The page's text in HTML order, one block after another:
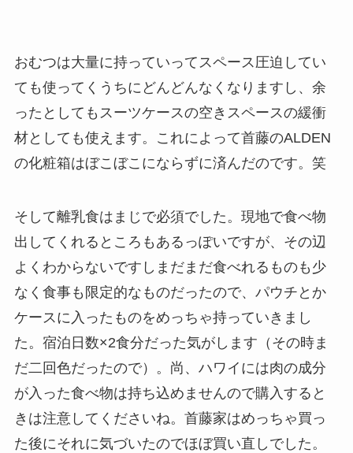
おむつは大量に持っていってスペース圧迫してい
ても使ってくうちにどんどんなくなりますし、余
ったとしてもスーツケースの空きスペースの緩衝
材としても使えます。これによって首藤のALDEN
の化粧箱はぼこぼこにならずに済んだのです。笑
そして離乳食はまじで必須でした。現地で食べ物
出してくれるところもあるっぽいですが、その辺
よくわからないですしまだまだ食べれるものも少
なく食事も限定的なものだったので、パウチとか
ケースに入ったものをめっちゃ持っていきまし
た。宿泊日数×2食分だった気がします（その時ま
だ二回色だったので）。尚、ハワイには肉の成分
が入った食べ物は持ち込めませんので購入すると
きは注意してくださいね。首藤家はめっちゃ買っ
た後にそれに気づいたのでほぼ買い直しでした。